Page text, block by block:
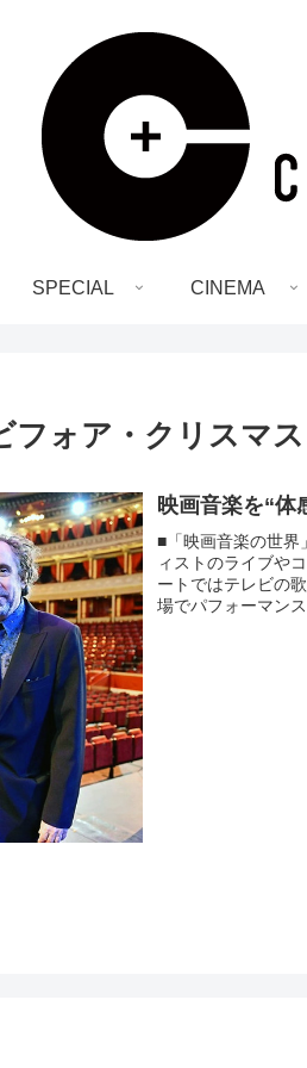
SPECIAL CINEMA
フォア・クリスマス
映画音楽を“体
■「映画音楽の世界
ィストのライブや
ートではテレビの
場でパフォーマン